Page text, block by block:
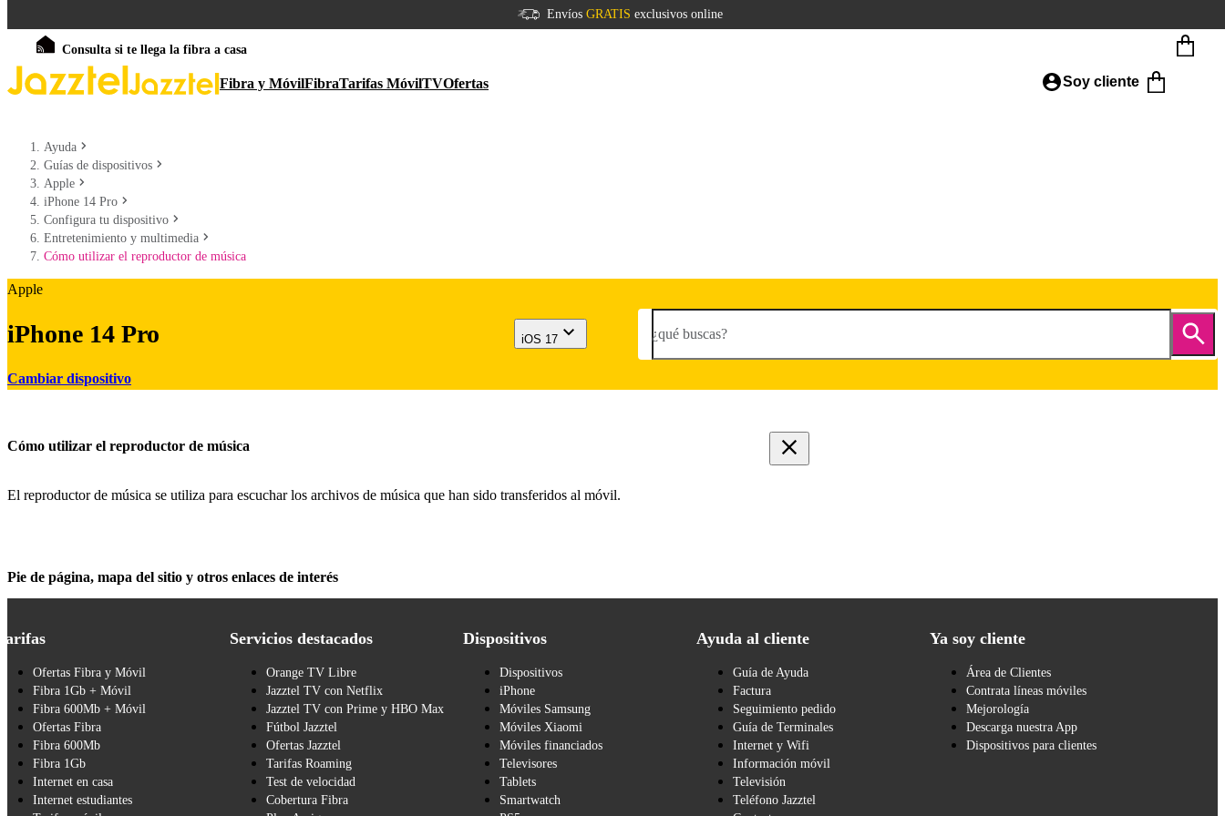
Envíos GRATIS exclusivos online
Consulta si te llega la fibra a casa
Fibra y MóvilFibraTarifas MóvilTVOfertas Soy cliente
Ayuda
Guías de dispositivos
Apple
iPhone 14 Pro
Configura tu dispositivo
Entretenimiento y multimedia
Cómo utilizar el reproductor de música
Apple
iPhone 14 Pro
Cambiar dispositivo
iOS 17 ¿qué buscas?
Cómo utilizar el reproductor de música
El reproductor de música se utiliza para escuchar los archivos de música que han sido transferidos al móvil.
Pie de página, mapa del sitio y otros enlaces de interés
Ofertas Fibra y Móvil
Fibra 1Gb + Móvil
Fibra 600Mb + Móvil
Ofertas Fibra
Fibra 600Mb
Fibra 1Gb
Internet en casa
Internet estudiantes
Servicios destacados
Orange TV Libre
Jazztel TV con Netflix
Jazztel TV con Prime y HBO Max
Fútbol Jazztel
Ofertas Jazztel
Tarifas Roaming
Test de velocidad
Cobertura Fibra
Dispositivos
Dispositivos
iPhone
Móviles Samsung
Móviles Xiaomi
Móviles financiados
Televisores
Tablets
Smartwatch
Ayuda al cliente
Guía de Ayuda
Factura
Seguimiento pedido
Guía de Terminales
Internet y Wifi
Información móvil
Televisión
Teléfono Jazztel
Ya soy cliente
Área de Clientes
Contrata líneas móviles
Mejorología
Descarga nuestra App
Dispositivos para clientes